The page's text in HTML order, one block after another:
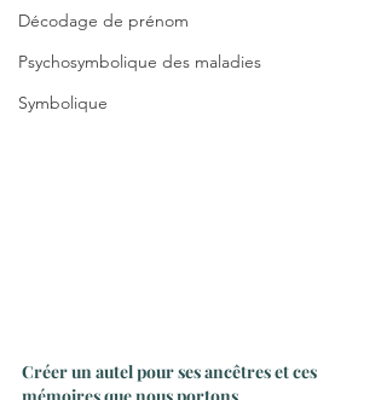
Décodage de prénom
Psychosymbolique des maladies
Symbolique
Créer un autel pour ses ancêtres et ces
mémoires que nous portons